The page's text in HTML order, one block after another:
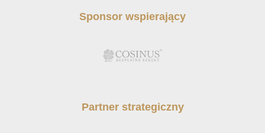
Sponsor wspierający
Partner strategiczny